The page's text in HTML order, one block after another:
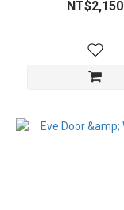
NT$2,150